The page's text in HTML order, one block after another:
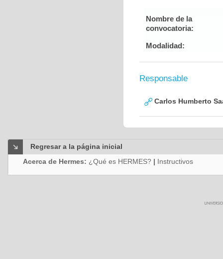
Nombre de la
convocatoria:
Modalidad:
Responsable
Carlos Humberto
Regresar a la página inicial
Acerca de Hermes: ¿Qué es HERMES? | Instructivos